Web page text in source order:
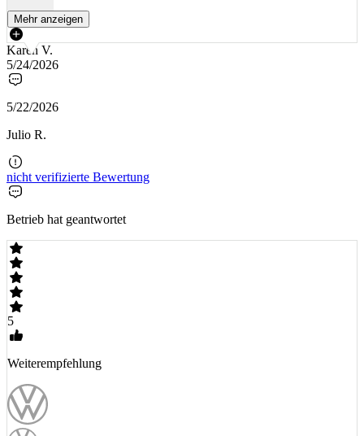
Mehr anzeigen
Karen V.
5/24/2026
5/22/2026
Julio R.
nicht verifizierte Bewertung
Betrieb hat geantwortet
5
Weiterempfehlung